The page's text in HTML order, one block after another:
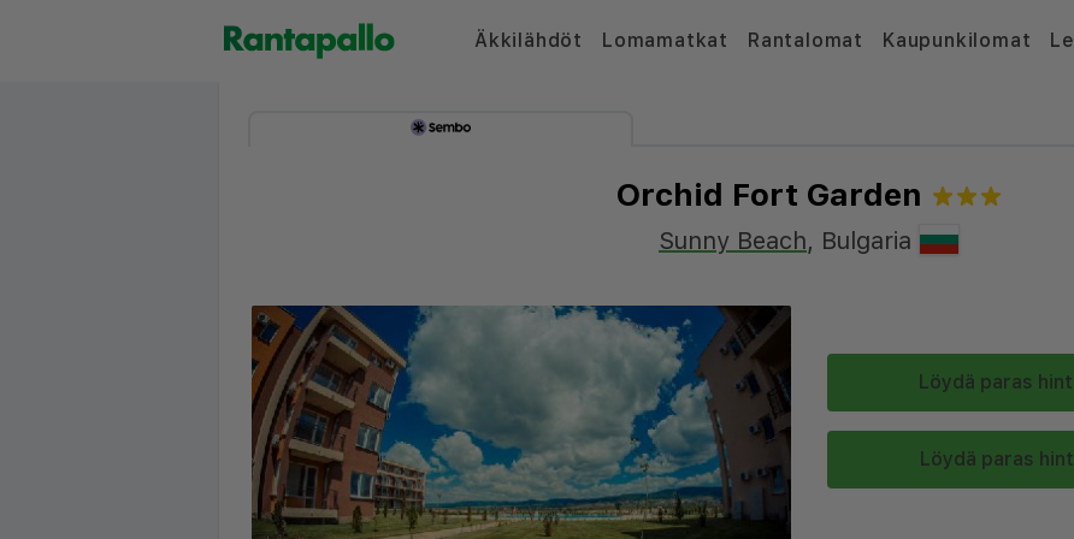
Äkkilähdöt Lomamatkat Rantalomat Kaupunkilomat
Orchid Fort Garden
Sunny Beach, Bulgaria
Löydä paras
Löydä paras